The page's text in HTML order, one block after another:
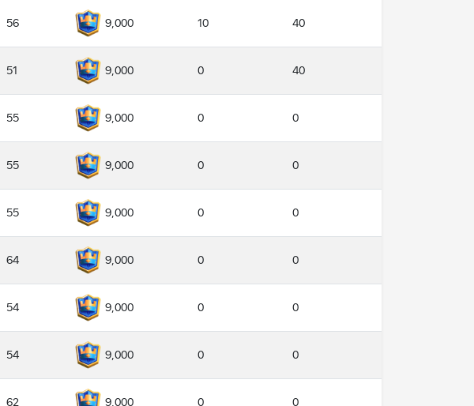
56 9,000 10 40
51 9,000 0 40
55 9,000 0 0
55 9,000 0 0
55 9,000 0 0
64 9,000 0 0
54 9,000 0 0
54 9,000 0 0
62 9,000 0 0